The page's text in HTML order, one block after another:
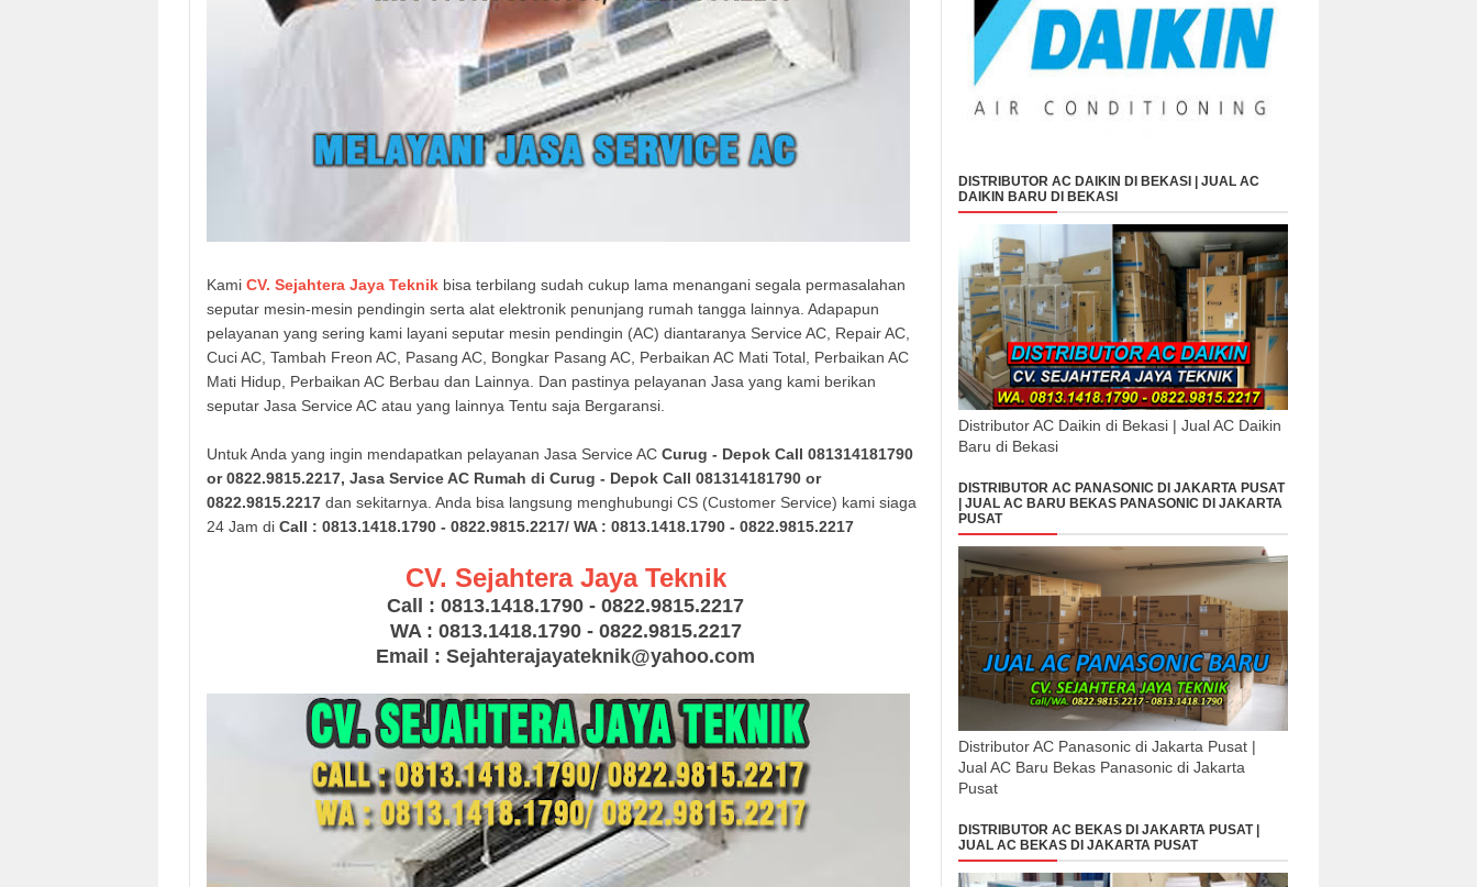
Kami CV. Sejahtera Jaya Teknik bisa terbilang sudah cukup lama menangani segala permasalahan
seputar mesin-mesin pendingin serta alat elektronik penunjang rumah tangga lainnya. Adapapun
pelayanan yang sering kami layani seputar mesin pendingin (AC) diantaranya Service AC, Repair AC,
Cuci AC, Tambah Freon AC, Pasang AC, Bongkar Pasang AC, Perbaikan AC Mati Total, Perbaikan AC
Mati Hidup, Perbaikan AC Berbau dan Lainnya. Dan pastinya pelayanan Jasa yang kami berikan
seputar Jasa Service AC atau yang lainnya Tentu saja Bergaransi.
Untuk Anda yang ingin mendapatkan pelayanan Jasa Service AC Curug - Depok Call 081314181790
or 0822.9815.2217, Jasa Service AC Rumah di Curug - Depok Call 081314181790 or
0822.9815.2217 dan sekitarnya. Anda bisa langsung menghubungi CS (Customer Service) kami siaga
24 Jam di Call : 0813.1418.1790 - 0822.9815.2217/ WA : 0813.1418.1790 - 0822.9815.2217
CV. Sejahtera Jaya Teknik
Call : 0813.1418.1790 - 0822.9815.2217
WA : 0813.1418.1790 - 0822.9815.2217
Email : Sejahterajayateknik@yahoo.com
DISTRIBUTOR AC DAIKIN DI BEKASI | JUAL AC
DAIKIN BARU DI BEKASI
Distributor AC Daikin di Bekasi | Jual AC Daikin
Baru di Bekasi
DISTRIBUTOR AC PANASONIC DI JAKARTA PUSAT
| JUAL AC BARU BEKAS PANASONIC DI JAKARTA
PUSAT
Distributor AC Panasonic di Jakarta Pusat |
Jual AC Baru Bekas Panasonic di Jakarta
Pusat
DISTRIBUTOR AC BEKAS DI JAKARTA PUSAT |
JUAL AC BEKAS DI JAKARTA PUSAT